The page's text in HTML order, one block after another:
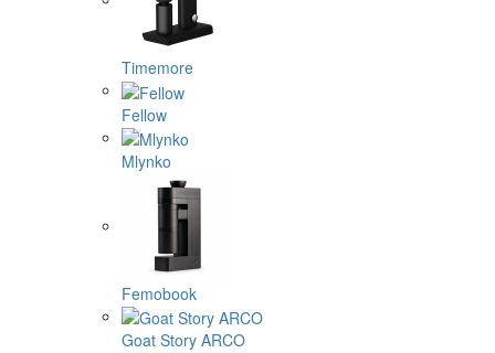
Timemore
Fellow
Mlynko
Femobook
Goat Story ARCO